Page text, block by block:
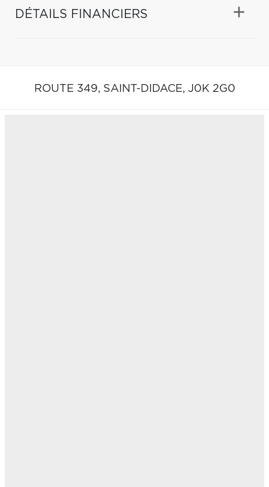
DÉTAILS FINANCIERS
ROUTE 349, SAINT-DIDACE, J0K 2G0